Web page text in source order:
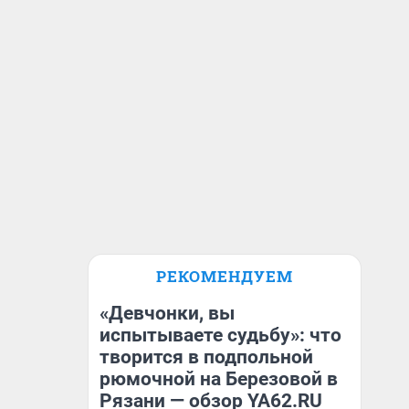
РЕКОМЕНДУЕМ
«Девчонки, вы
испытываете судьбу»: что
творится в подпольной
рюмочной на Березовой в
Рязани — обзор YA62.RU